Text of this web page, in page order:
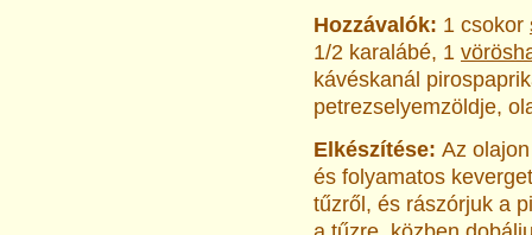
Hozzávalók: 1 csokor
1/2 karalábé, 1
kávéskanál
petrezselyemzöldje,
Elkészítése: Az
és folyamatos
tűzről, és rászórjuk a